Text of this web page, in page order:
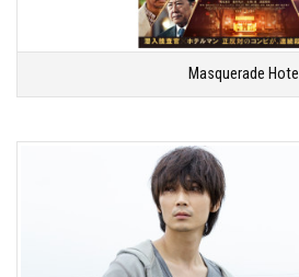
Masquerade Hotel